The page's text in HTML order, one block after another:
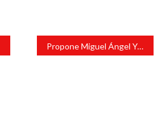
Propone Miguel Ángel Yunes Márquez renovado plan de seguridad en Veracruz